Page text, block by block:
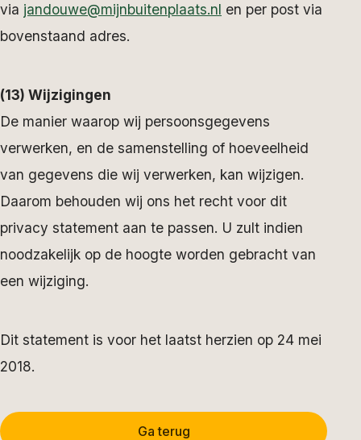
via jandouwe@mijnbuitenplaats.nl en per post via
bovenstaand adres.
(13) Wijzigingen
De manier waarop wij persoonsgegevens
verwerken, en de samenstelling of hoeveelheid
van gegevens die wij verwerken, kan wijzigen.
Daarom behouden wij ons het recht voor dit
privacy statement aan te passen. U zult indien
noodzakelijk op de hoogte worden gebracht van
een wijziging.
Dit statement is voor het laatst herzien op 24 mei
2018.
Ga terug